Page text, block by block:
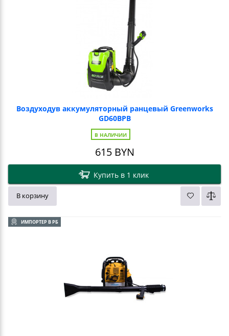
Воздуходув аккумуляторный ранцевый Greenworks
GD60BPB
В НАЛИЧИИ
615BYN
Купить в 1 клик
В корзину
ИМПОРТЕР В РБ